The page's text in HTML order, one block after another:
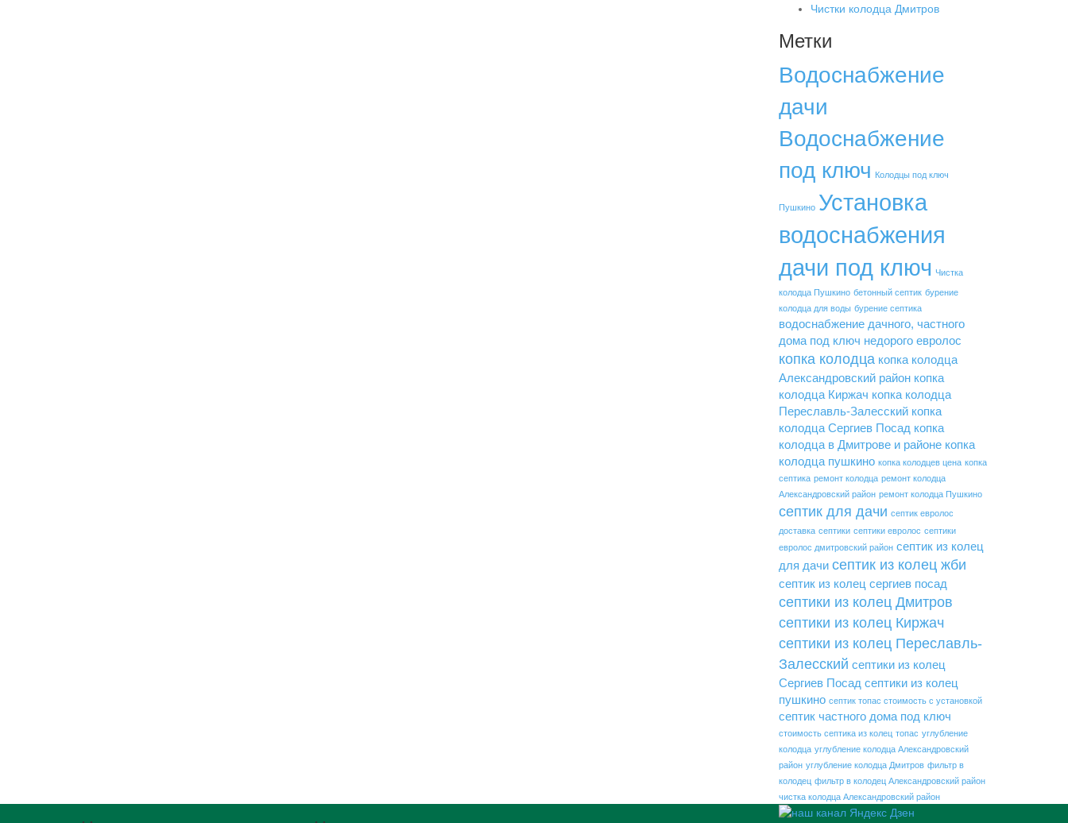
Чистки колодца Дмитров
Метки
Водоснабжение
дачи
Водоснабжение
под ключ Колодцы под ключ
Пушкино Установка
водоснабжения
дачи под ключ Чистка
колодца Пушкино бетонный септик бурение
колодца для воды бурение септика
водоснабжение дачного, частного
дома под ключ недорого евролос
копка колодца копка колодца
Александровский район копка
колодца Киржач копка колодца
Переславль-Залесский копка
колодца Сергиев Посад копка
колодца в Дмитрове и районе копка
колодца пушкино копка колодцев цена копка
септика ремонт колодца ремонт колодца
Александровский район ремонт колодца Пушкино
септик для дачи септик евролос
доставка септики септики евролос септики
евролос дмитровский район септик из колец
для дачи септик из колец жби
септик из колец сергиев посад
септики из колец Дмитров
септики из колец Киржач
септики из колец Переславль-
Залесский септики из колец
Сергиев Посад септики из колец
пушкино септик топас стоимость с установкой
септик частного дома под ключ
стоимость септика из колец топас углубление
колодца углубление колодца Александровский
район углубление колодца Дмитров фильтр в
колодец фильтр в колодец Александровский район
чистка колодца Александровский район